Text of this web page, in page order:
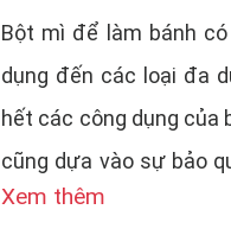
Bột mì để làm bánh
dụng đến các loại đa
hết các công dụng của
cũng dựa vào sự bảo quản
LT Food sẽ đưa ra
Xem thêm